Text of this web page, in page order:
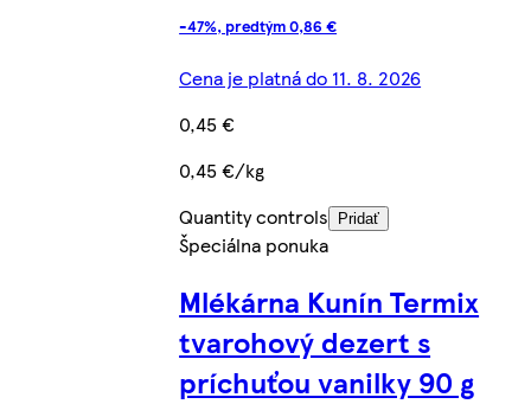
-47%, predtým 0,86 €
Cena je platná do 11. 8. 2026
0,45 €
0,45 €/kg
Quantity controls Pridať
Špeciálna ponuka
Mlékárna Kunín Termix
tvarohový dezert s
príchuťou vanilky 90 g